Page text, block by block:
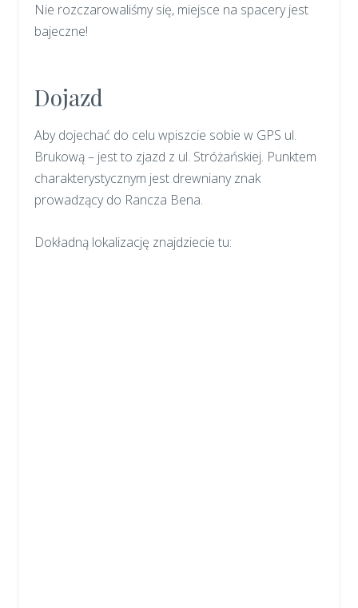
Nie rozczarowaliśmy się, miejsce na spacery jest
bajeczne!
Dojazd
Aby dojechać do celu wpiszcie sobie w GPS ul.
Brukową – jest to zjazd z ul. Stróżańskiej. Punktem
charakterystycznym jest drewniany znak
prowadzący do Rancza Bena.
Dokładną lokalizację znajdziecie tu: